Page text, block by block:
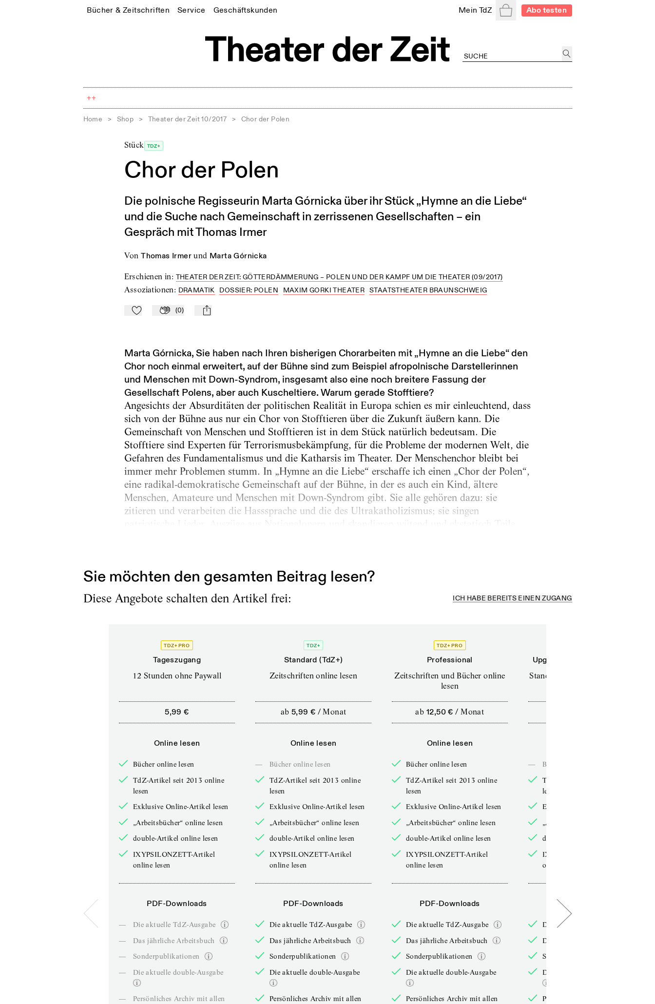
Bücher & Zeitschriften Service Geschäftskunden Mein TdZ WarenkorbAbo testen
++
Home > Shop > Theater der Zeit 10/2017 > Chor der Polen
Stück TDZ+
Chor der Polen
Die polnische Regisseurin Marta Górnicka über ihr Stück „Hymne an die Liebe“
und die Suche nach Gemeinschaft in zerrissenen Gesellschaften – ein
Gespräch mit Thomas Irmer
von Thomas Irmer und Marta Górnicka
Erschienen in: THEATER DER ZEIT: GÖTTERDÄMMERUNG – POLEN UND DER KAMPF UM DIE THEATER (09/2017)
Assoziationen: DRAMATIK DOSSIER: POLEN MAXIM GORKI THEATER STAATSTHEATER BRAUNSCHWEIG
Zu Mein-TdZ hinzufügen
Applaudieren
(0) mail
Marta Górnicka, Sie haben nach Ihren bisherigen Chorarbeiten mit „Hymne an die Liebe“ den
Chor noch einmal erweitert, auf der Bühne sind zum Beispiel afropolnische Darstellerinnen
und Menschen mit Down-Syndrom, insgesamt also eine noch breitere Fassung der
Gesellschaft Polens, aber auch Kuscheltiere. Warum gerade Stofftiere?
Angesichts der Absurditäten der politischen Realität in Europa schien es mir einleuchtend, dass
sich von der Bühne aus nur ein Chor von Stofftieren über die Zukunft äußern kann. Die
Gemeinschaft von Menschen und Stofftieren ist in dem Stück natürlich bedeutsam. Die
Stofftiere sind Experten für Terrorismusbekämpfung, für die Probleme der modernen Welt, die
Gefahren des Fundamentalismus und die Katharsis im Theater. Der Menschenchor bleibt bei
immer mehr Problemen stumm. In „Hymne an die Liebe“ erschaffe ich einen „Chor der Polen“,
eine radikal-demokratische Gemeinschaft auf der Bühne, in der es auch ein Kind, ältere
Menschen, Amateure und Menschen mit Down-Syndrom gibt. Sie alle gehören dazu: sie
zitieren und verarbeiten die Hasssprache und die des Ultrakatholizismus; sie singen
Sie möchten den gesamten Beitrag lesen?
Diese Angebote schalten den Artikel frei: ICH HABE BEREITS EINEN ZUGANG
TDZ+ PRO
Tageszugang
12 Stunden ohne Paywall
5,99 €
Online lesen
Bücher online lesen
TdZ-Artikel seit 2013 online
lesen
Exklusive Online-Artikel lesen
„Arbeitsbücher“ online lesen
double-Artikel online lesen
IXYPSILONZETT-Artikel
online lesen
PDF-Downloads
—
Die aktuelle TdZ-Ausgabe
—
Das jährliche Arbeitsbuch
—
Sonderpublikationen
—
Die aktuelle double-Ausgabe
—
Persönliches Archiv mit allen
TDZ+
Standard (TdZ+)
Zeitschriften online lesen
ab 5,99 € /Monat
Online lesen
—
Bücher online lesen
TdZ-Artikel seit 2013 online
lesen
Exklusive Online-Artikel lesen
„Arbeitsbücher“ online lesen
double-Artikel online lesen
IXYPSILONZETT-Artikel
online lesen
PDF-Downloads
Die aktuelle TdZ-Ausgabe
Das jährliche Arbeitsbuch
Sonderpublikationen
Die aktuelle double-Ausgabe
Persönliches Archiv mit allen
TDZ+ PRO
Professional
Zeitschriften und Bücher online
lesen
ab 12,50 € /Monat
Online lesen
Bücher online lesen
TdZ-Artikel seit 2013 online
lesen
Exklusive Online-Artikel lesen
„Arbeitsbücher“ online lesen
double-Artikel online lesen
IXYPSILONZETT-Artikel
online lesen
PDF-Downloads
Die aktuelle TdZ-Ausgabe
Das jährliche Arbeitsbuch
Sonderpublikationen
Die aktuelle double-Ausgabe
Persönliches Archiv mit allen
Upgrade für Printabonnenten
Standard (TdZ+) – Zeitschriften
—
Bücher online lesen
TdZ-Artikel seit 2013 online
lesen
Exklusive Online-Artikel lesen
„Arbeitsbücher“ online lesen
double-Artikel online lesen
IXYPSILONZETT-Artikel
online lesen
PDF-Downloads
Die aktuelle TdZ-Ausgabe
Das jährliche Arbeitsbuch
Sonderpublikationen
Die aktuelle double-Ausgabe
Persönliches Archiv mit allen